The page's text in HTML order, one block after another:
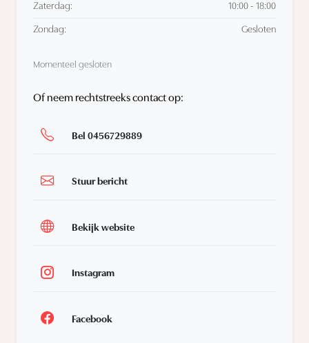
Zaterdag: 10:00 - 18:00
Zondag: Gesloten
Momenteel gesloten
Of neem rechtstreeks contact op:
Bel 0456729889
Stuur bericht
Bekijk website
Instagram
Facebook